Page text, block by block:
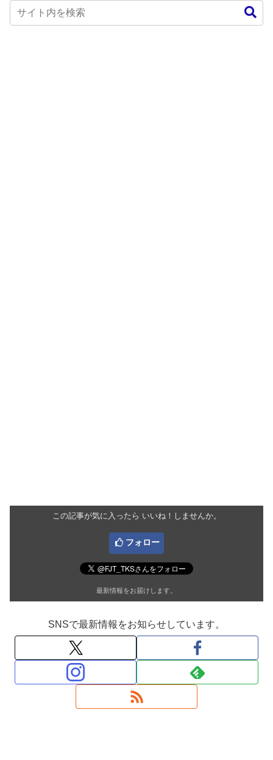
この記事が気に入ったら いいね！しませんか。
フォロー
最新情報をお届けします。
SNSで最新情報をお知らせしています。